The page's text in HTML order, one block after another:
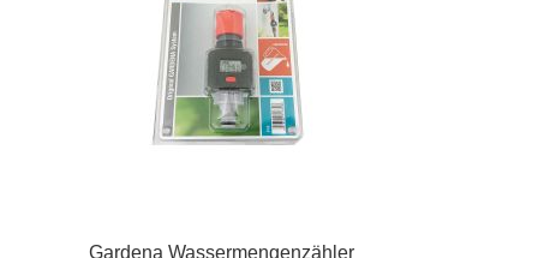
Gardena Wassermengenzähler